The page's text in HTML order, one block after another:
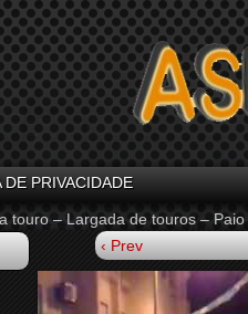
DE PRIVACIDADE
touro – Largada de touros –
‹ Prev